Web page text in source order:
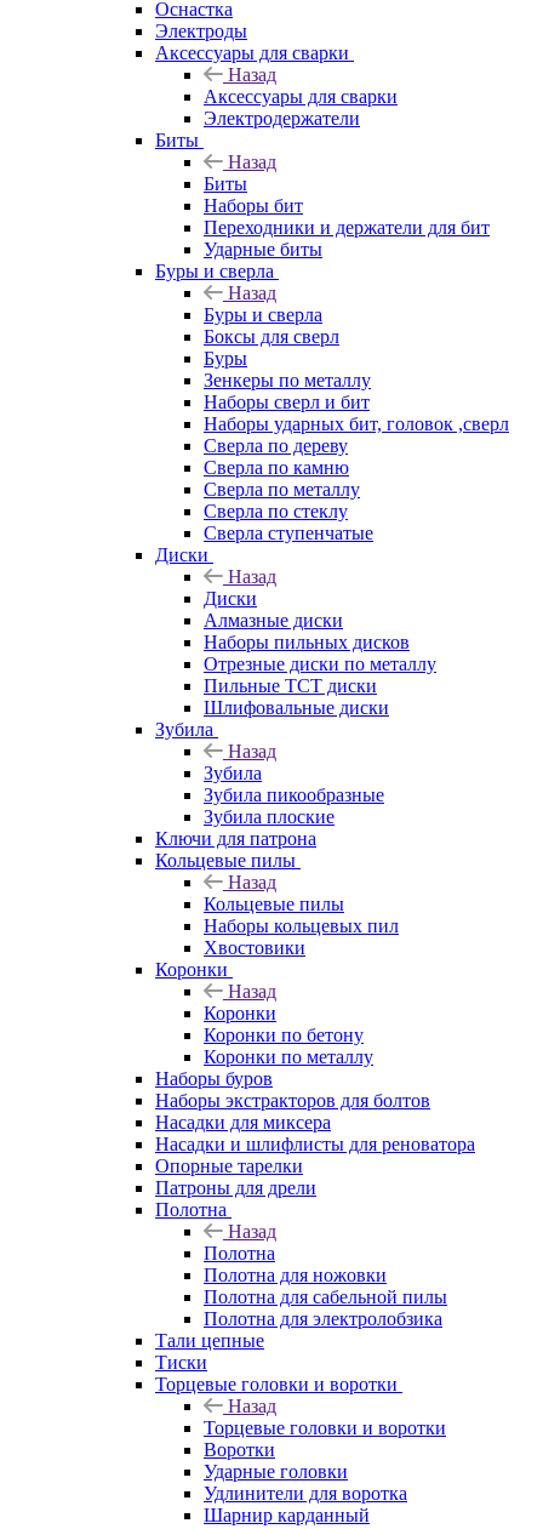
Оснастка
Электроды
Аксессуары для сварки
Назад
Аксессуары для сварки
Электродержатели
Биты
Назад
Биты
Наборы бит
Переходники и держатели для бит
Ударные биты
Буры и сверла
Назад
Буры и сверла
Боксы для сверл
Буры
Зенкеры по металлу
Наборы сверл и бит
Наборы ударных бит, головок ,сверл
Сверла по дереву
Сверла по камню
Сверла по металлу
Сверла по стеклу
Сверла ступенчатые
Диски
Назад
Диски
Алмазные диски
Наборы пильных дисков
Отрезные диски по металлу
Пильные TCT диски
Шлифовальные диски
Зубила
Назад
Зубила
Зубила пикообразные
Зубила плоские
Ключи для патрона
Кольцевые пилы
Назад
Кольцевые пилы
Наборы кольцевых пил
Хвостовики
Коронки
Назад
Коронки
Коронки по бетону
Коронки по металлу
Наборы буров
Наборы экстракторов для болтов
Насадки для миксера
Насадки и шлифлисты для реноватора
Опорные тарелки
Патроны для дрели
Полотна
Назад
Полотна
Полотна для ножовки
Полотна для сабельной пилы
Полотна для электролобзика
Тали цепные
Тиски
Торцевые головки и воротки
Назад
Торцевые головки и воротки
Воротки
Ударные головки
Удлинители для воротка
Шарнир карданный